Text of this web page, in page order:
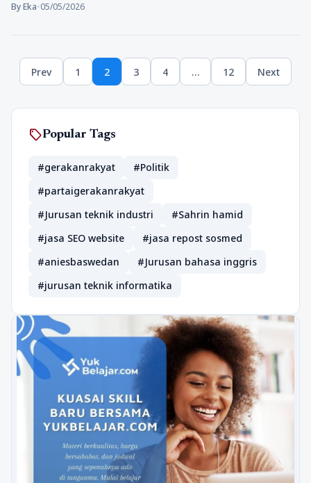
By Eka•05/05/2026
Posts
pagination
Prev Page
1 Page
2 Page
3 Page
4 … Page
12 Next
sellPopular Tags
#gerakanrakyat
#Politik
#partaigerakanrakyat
#Jurusan teknik industri
#Sahrin hamid
#jasa SEO website
#jasa repost sosmed
#aniesbaswedan
#Jurusan bahasa inggris
#jurusan teknik informatika